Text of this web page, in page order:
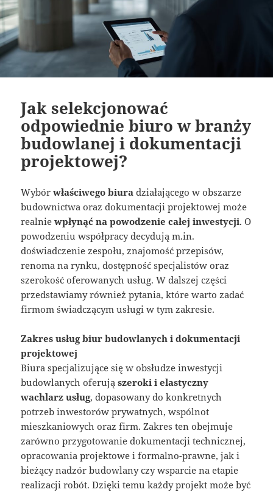
Jak selekcjonować
odpowiednie biuro w branży
budowlanej i dokumentacji
projektowej?
Wybórwłaściwego biura działającego w obszarze
budownictwa oraz dokumentacji projektowej może
realniewpłynąć na powodzenie całej inwestycji. O
powodzeniu współpracy decydują m.in.
doświadczenie zespołu, znajomość przepisów,
renoma na rynku, dostępność specjalistów oraz
szerokość oferowanych usług. W dalszej części
przedstawiamy również pytania, które warto zadać
firmom świadczącym usługi w tym zakresie.
Zakres usług biur budowlanych i dokumentacji
projektowej
Biura specjalizujące się w obsłudze inwestycji
budowlanych oferująszeroki i elastyczny
wachlarz usług, dopasowany do konkretnych
potrzeb inwestorów prywatnych, wspólnot
mieszkaniowych oraz firm. Zakres ten obejmuje
zarówno przygotowanie dokumentacji technicznej,
opracowania projektowe i formalno-prawne, jak i
bieżący nadzór budowlany czy wsparcie na etapie
realizacji robót. Dzięki temu każdy projekt może być